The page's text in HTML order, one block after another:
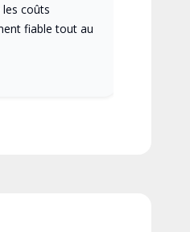
les coûts
fiable tout au